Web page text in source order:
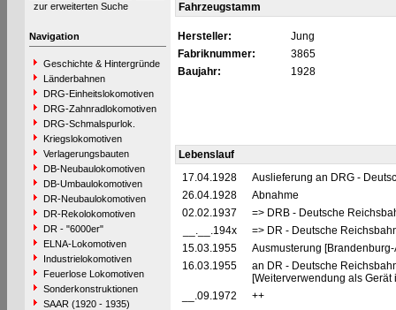
zur erweiterten Suche
Navigation
Geschichte & Hintergründe
Länderbahnen
DRG-Einheitslokomotiven
DRG-Zahnradlokomotiven
DRG-Schmalspurlok.
Kriegslokomotiven
Verlagerungsbauten
DB-Neubaulokomotiven
DB-Umbaulokomotiven
DR-Neubaulokomotiven
DR-Rekolokomotiven
DR - "6000er"
ELNA-Lokomotiven
Industrielokomotiven
Feuerlose Lokomotiven
Sonderkonstruktionen
SAAR (1920 - 1935)
Fahrzeugstamm
Hersteller:
Jung
Fabriknummer:
3865
Baujahr:
1928
Lebenslauf
17.04.1928
Auslieferung an DRG -
26.04.1928
Abnahme
02.02.1937
=> DRB - Deutsche
__.__.194x
=> DR - Deutsche
15.03.1955
Ausmusterung [Brandenburg-
16.03.1955
an DR - Deutsche
[Weiterverwendung als Gerät
__.09.1972
++